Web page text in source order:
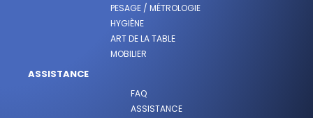
PESAGE / MÉTROLOGIE
HYGIÈNE
ART DE LA TABLE
MOBILIER
ASSISTANCE
FAQ
ASSISTANCE